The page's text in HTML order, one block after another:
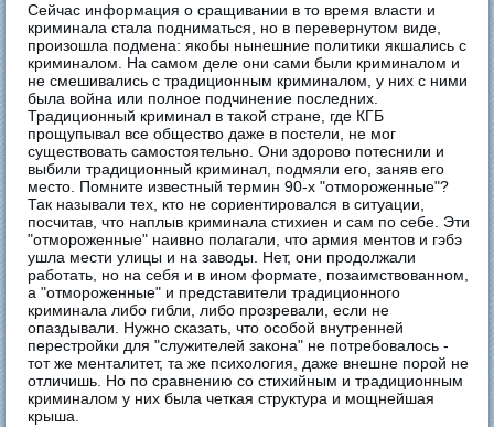
Сейчас информация о сращивании в то время власти и
криминала стала подниматься, но в перевернутом виде,
произошла подмена: якобы нынешние политики якшались с
криминалом. На самом деле они сами были криминалом и
не смешивались с традиционным криминалом, у них с ними
была война или полное подчинение последних.
Традиционный криминал в такой стране, где КГБ
прощупывал все общество даже в постели, не мог
существовать самостоятельно. Они здорово потеснили и
выбили традиционный криминал, подмяли его, заняв его
место. Помните известный термин 90-х "отмороженные"?
Так называли тех, кто не сориентировался в ситуации,
посчитав, что наплыв криминала стихиен и сам по себе. Эти
"отмороженные" наивно полагали, что армия ментов и гэбэ
ушла мести улицы и на заводы. Нет, они продолжали
работать, но на себя и в ином формате, позаимствованном,
а "отмороженные" и представители традиционного
криминала либо гибли, либо прозревали, если не
опаздывали. Нужно сказать, что особой внутренней
перестройки для "служителей закона" не потребовалось -
тот же менталитет, та же психология, даже внешне порой не
отличишь. Но по сравнению со стихийным и традиционным
криминалом у них была четкая структура и мощнейшая
крыша.